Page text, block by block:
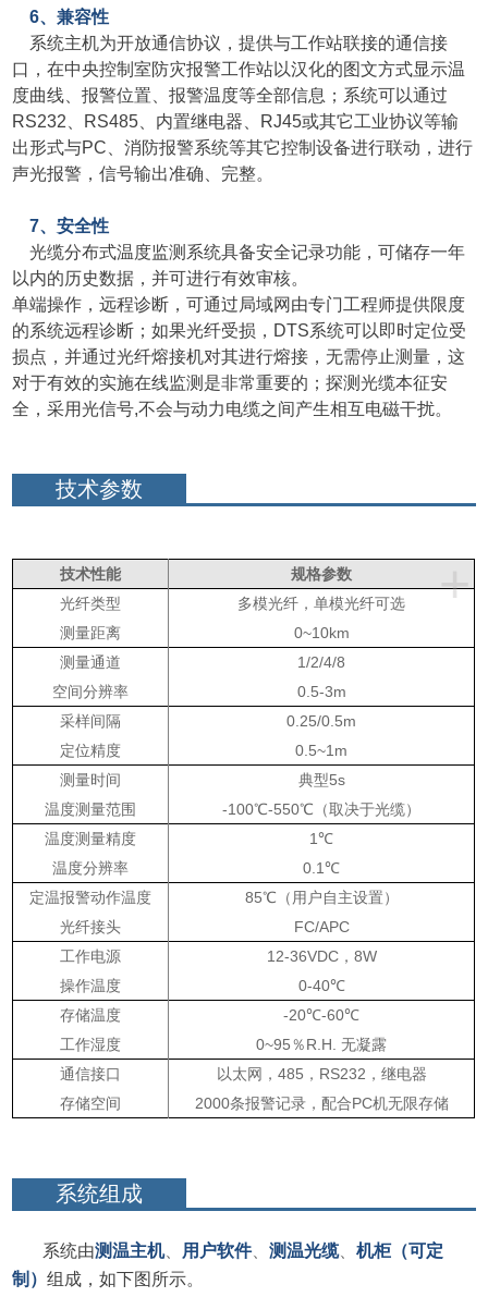
6、兼容性
系统主机为开放通信协议，提供与工作站联接的通信接
口，在中央控制室防灾报警工作站以汉化的图文方式显示温
度曲线、报警位置、报警温度等全部信息；系统可以通过
RS232、RS485、内置继电器、RJ45或其它工业协议等输
出形式与PC、消防报警系统等其它控制设备进行联动，进行
声光报警，信号输出准确、完整。
7、安全性
光缆分布式温度监测系统具备安全记录功能，可储存一年
以内的历史数据，并可进行有效审核。
单端操作，远程诊断，可通过局域网由专门工程师提供限度
的系统远程诊断；如果光纤受损，DTS系统可以即时定位受
损点，并通过光纤熔接机对其进行熔接，无需停止测量，这
对于有效的实施在线监测是非常重要的；探测光缆本征安
全，采用光信号,不会与动力电缆之间产生相互电磁干扰。
技术参数
+
技术性能
规格参数
光纤类型
多模光纤，单模光纤可选
测量距离
0~10km
测量通道
1/2/4/8
空间分辨率
0.5-3m
采样间隔
0.25/0.5m
定位精度
0.5~1m
测量时间
典型5s
温度测量范围
-100℃-550℃（取决于光缆）
温度测量精度
1℃
温度分辨率
0.1℃
定温报警动作温度
85℃（用户自主设置）
光纤接头
FC/APC
工作电源
12-36VDC， 8W
操作温度
0-40℃
存储温度
-20℃-60℃
工作湿度
0~95％R.H.无凝露
通信接口
以太网， 485 ， RS232 ，继电器
存储空间
2000条报警记录，配合PC机无限存储
系统组成
系统由测温主机、 用户软件、测温光缆、机柜（可定
制）组成，如下图所示。